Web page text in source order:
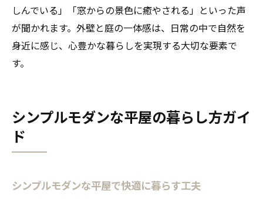
しんでいる」「窓からの景色に癒やされる」といった声
が聞かれます。外壁と庭の一体感は、日常の中で自然を
身近に感じ、心豊かな暮らしを実現する大切な要素で
す。
シンプルモダンな平屋の暮らし方ガイ
ド
シンプルモダンな平屋で快適に暮らす工夫